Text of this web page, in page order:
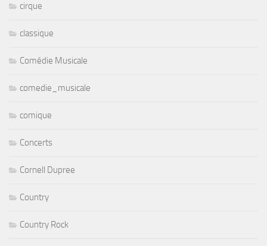
cirque
classique
Comédie Musicale
comedie_musicale
comique
Concerts
Cornell Dupree
Country
Country Rock